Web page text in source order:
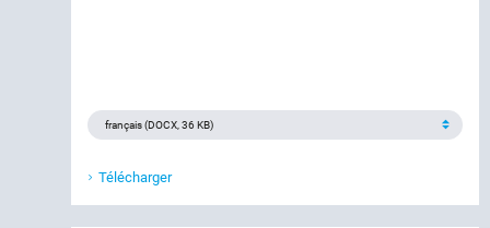
Télécharger